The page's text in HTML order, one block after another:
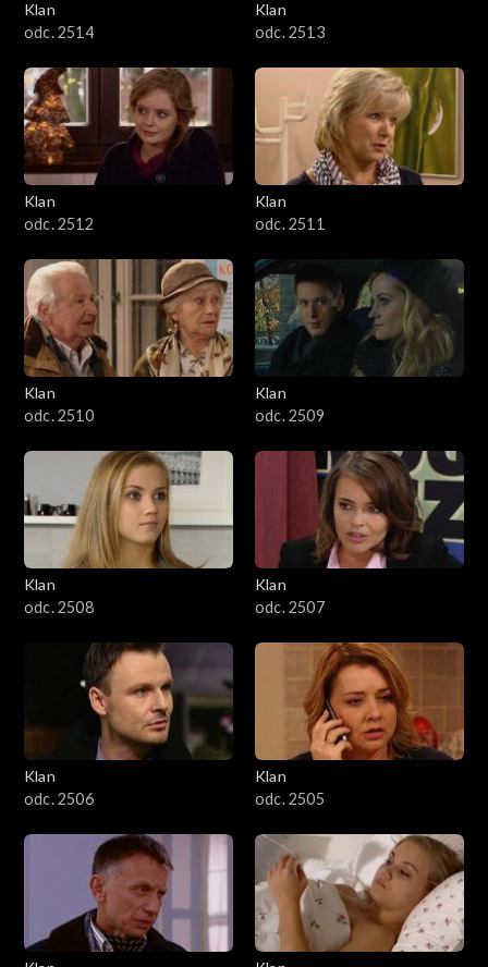
Klan
odc. 2514
Klan
odc. 2513
Klan
odc. 2512
Klan
odc. 2511
Klan
odc. 2510
Klan
odc. 2509
Klan
odc. 2508
Klan
odc. 2507
Klan
odc. 2506
Klan
odc. 2505